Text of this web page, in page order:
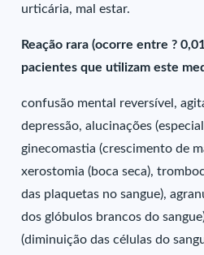
urticária, mal estar.
Reação rara (ocorre entre ?
pacientes que utilizam este
confusão mental reversível,
depressão, alucinações
ginecomastia (crescimento de
xerostomia (boca seca),
das plaquetas no sangue),
dos glóbulos brancos do
(diminuição das células do